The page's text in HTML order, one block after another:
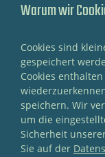
Warum wir
Cookies sind
gespeichert
Cookies
speichern. Wir
um die
Sicherheit
Sie auf der